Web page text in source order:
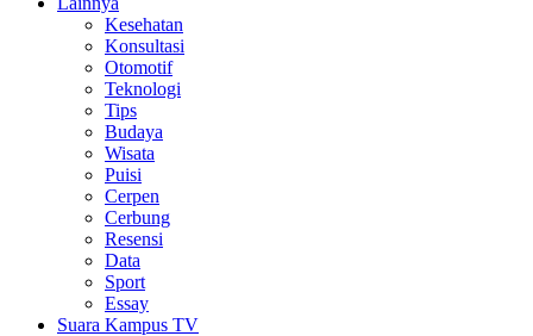
Kesehatan
Konsultasi
Otomotif
Teknologi
Tips
Budaya
Wisata
Puisi
Cerpen
Cerbung
Resensi
Data
Sport
Essay
Suara Kampus TV